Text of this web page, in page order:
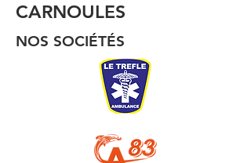
CARNOULES
NOS SOCIÉTÉS